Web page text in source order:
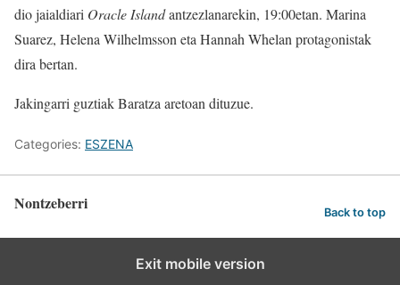
dio jaialdiari Oracle Islandantzezlanarekin, 19:00etan. Marina
Suarez, Helena Wilhelmsson eta Hannah Whelan protagonistak
dira bertan.
Jakingarri guztiak Baratza aretoan dituzue.
Categories: ESZENA
Nontzeberri Back to top
Exit mobile version